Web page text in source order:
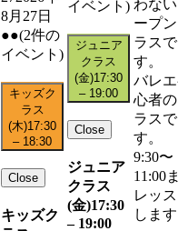
8月27日
●●(2件の
イベント)
キッズク
ラス
(木)17:30
– 18:30
Close
キッズク
イベント)
ジュニア
クラス
(金)17:30
– 19:00
Close
ジュニア
クラス
(金)17:30
– 19:00
わな
ープ
ラスで
す。
バレ
心者
ラスで
す。
9:30〜
11:00
レッ
しま